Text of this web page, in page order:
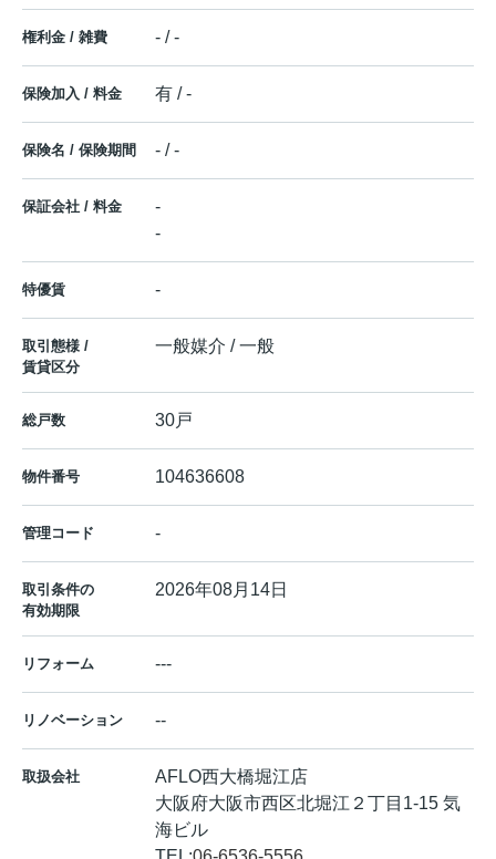
権利金 / 雑費 - / -
保険加入 / 料金 有 / -
保険名 / 保険期間 - / -
保証会社 / 料金
-
-
特優賃 -
取引態様 /
賃貸区分
一般媒介 / 一般
総戸数 30戸
物件番号 104636608
管理コード -
取引条件の
有効期限
2026年08月14日
リフォーム ---
リノベーション --
取扱会社
AFLO西大橋堀江店
大阪府大阪市西区北堀江２丁目1-15 気
海ビル